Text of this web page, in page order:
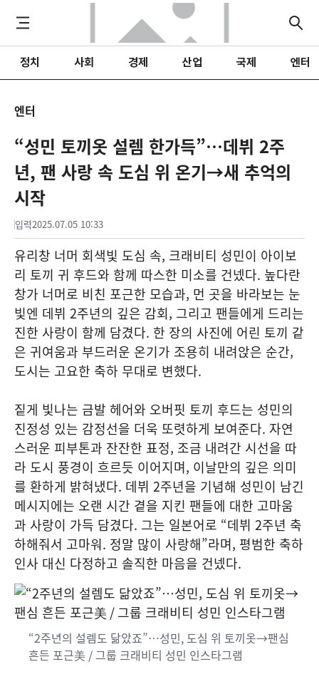
정치 사회 경제 산업 국제 엔터
엔터
“성민 토끼옷 설렘 한가득”…데뷔 2주
년, 팬 사랑 속 도심 위 온기→새 추억의
시작
입력2025.07.05 10:33
유리창 너머 회색빛 도심 속, 크래비티 성민이 아이보
리 토끼 귀 후드와 함께 따스한 미소를 건넸다. 높다란
창가 너머로 비친 포근한 모습과, 먼 곳을 바라보는 눈
빛엔 데뷔 2주년의 깊은 감회, 그리고 팬들에게 드리는
진한 사랑이 함께 담겼다. 한 장의 사진에 어린 토끼 같
은 귀여움과 부드러운 온기가 조용히 내려앉은 순간,
도시는 고요한 축하 무대로 변했다.
짙게 빛나는 금발 헤어와 오버핏 토끼 후드는 성민의
진정성 있는 감정선을 더욱 또렷하게 보여준다. 자연
스러운 피부톤과 잔잔한 표정, 조금 내려간 시선을 따
라 도시 풍경이 흐르듯 이어지며, 이날만의 깊은 의미
를 환하게 밝혀냈다. 데뷔 2주년을 기념해 성민이 남긴
메시지에는 오랜 시간 곁을 지킨 팬들에 대한 고마움
과 사랑이 가득 담겼다. 그는 일본어로 “데뷔 2주년 축
하해줘서 고마워. 정말 많이 사랑해”라며, 평범한 축하
인사 대신 다정하고 솔직한 마음을 건넸다.
“2주년의 설렘도 닮았죠”…성민, 도심 위 토끼옷→팬심
흔든 포근美 / 그룹 크래비티 성민 인스타그램